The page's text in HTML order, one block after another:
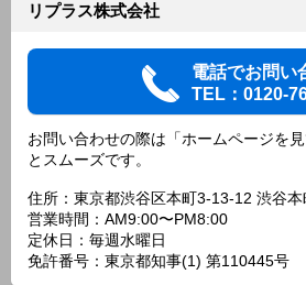
リプラス株式会社
電話でお問い
TEL：0120-
お問い合わせの際は「ホームページを
とスムーズです。
住所：東京都渋谷区本町3-13-12 渋谷
営業時間：AM9:00〜PM8:00
定休日：毎週水曜日
免許番号：東京都知事(1) 第110445号